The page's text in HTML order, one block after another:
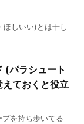
しいい)とは干し
(パラシュート
ておくと役立
を持ち歩いてる